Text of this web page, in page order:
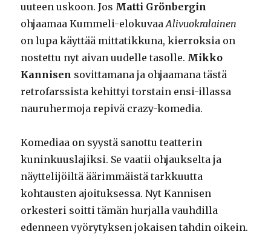
uuteen uskoon. Jos Matti Grönbergin
ohjaamaa Kummeli-elokuvaaAlivuokralainen
on lupa käyttää mittatikkuna, kierroksia on
nostettu nyt aivan uudelle tasolle. Mikko
Kannisen sovittamana ja ohjaamana tästä
retrofarssista kehittyi torstain ensi-illassa
nauruhermoja repivä crazy-komedia.
Komediaa on syystä sanottu teatterin
kuninkuuslajiksi. Se vaatii ohjaukselta ja
näyttelijöiltä äärimmäistä tarkkuutta
kohtausten ajoituksessa. Nyt Kannisen
orkesteri soitti tämän hurjalla vauhdilla
edenneen vyörytyksen jokaisen tahdin oikein.